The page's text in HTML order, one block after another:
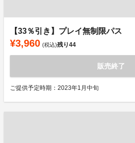
【33％引き】プレイ無制限パス
¥3,960 (税込)残り44
販売終了
ご提供予定時期：2023年1月中旬